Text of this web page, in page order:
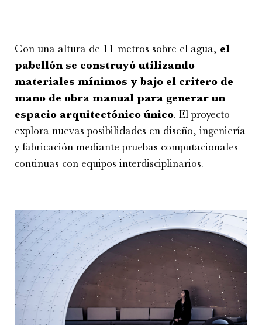
Con una altura de 11 metros sobre el agua, el
pabellón se construyó utilizando
materiales mínimos y bajo el critero de
mano de obra manual para generar un
espacio arquitectónico único. El proyecto
explora nuevas posibilidades en diseño, ingeniería
y fabricación mediante pruebas computacionales
continuas con equipos interdisciplinarios.